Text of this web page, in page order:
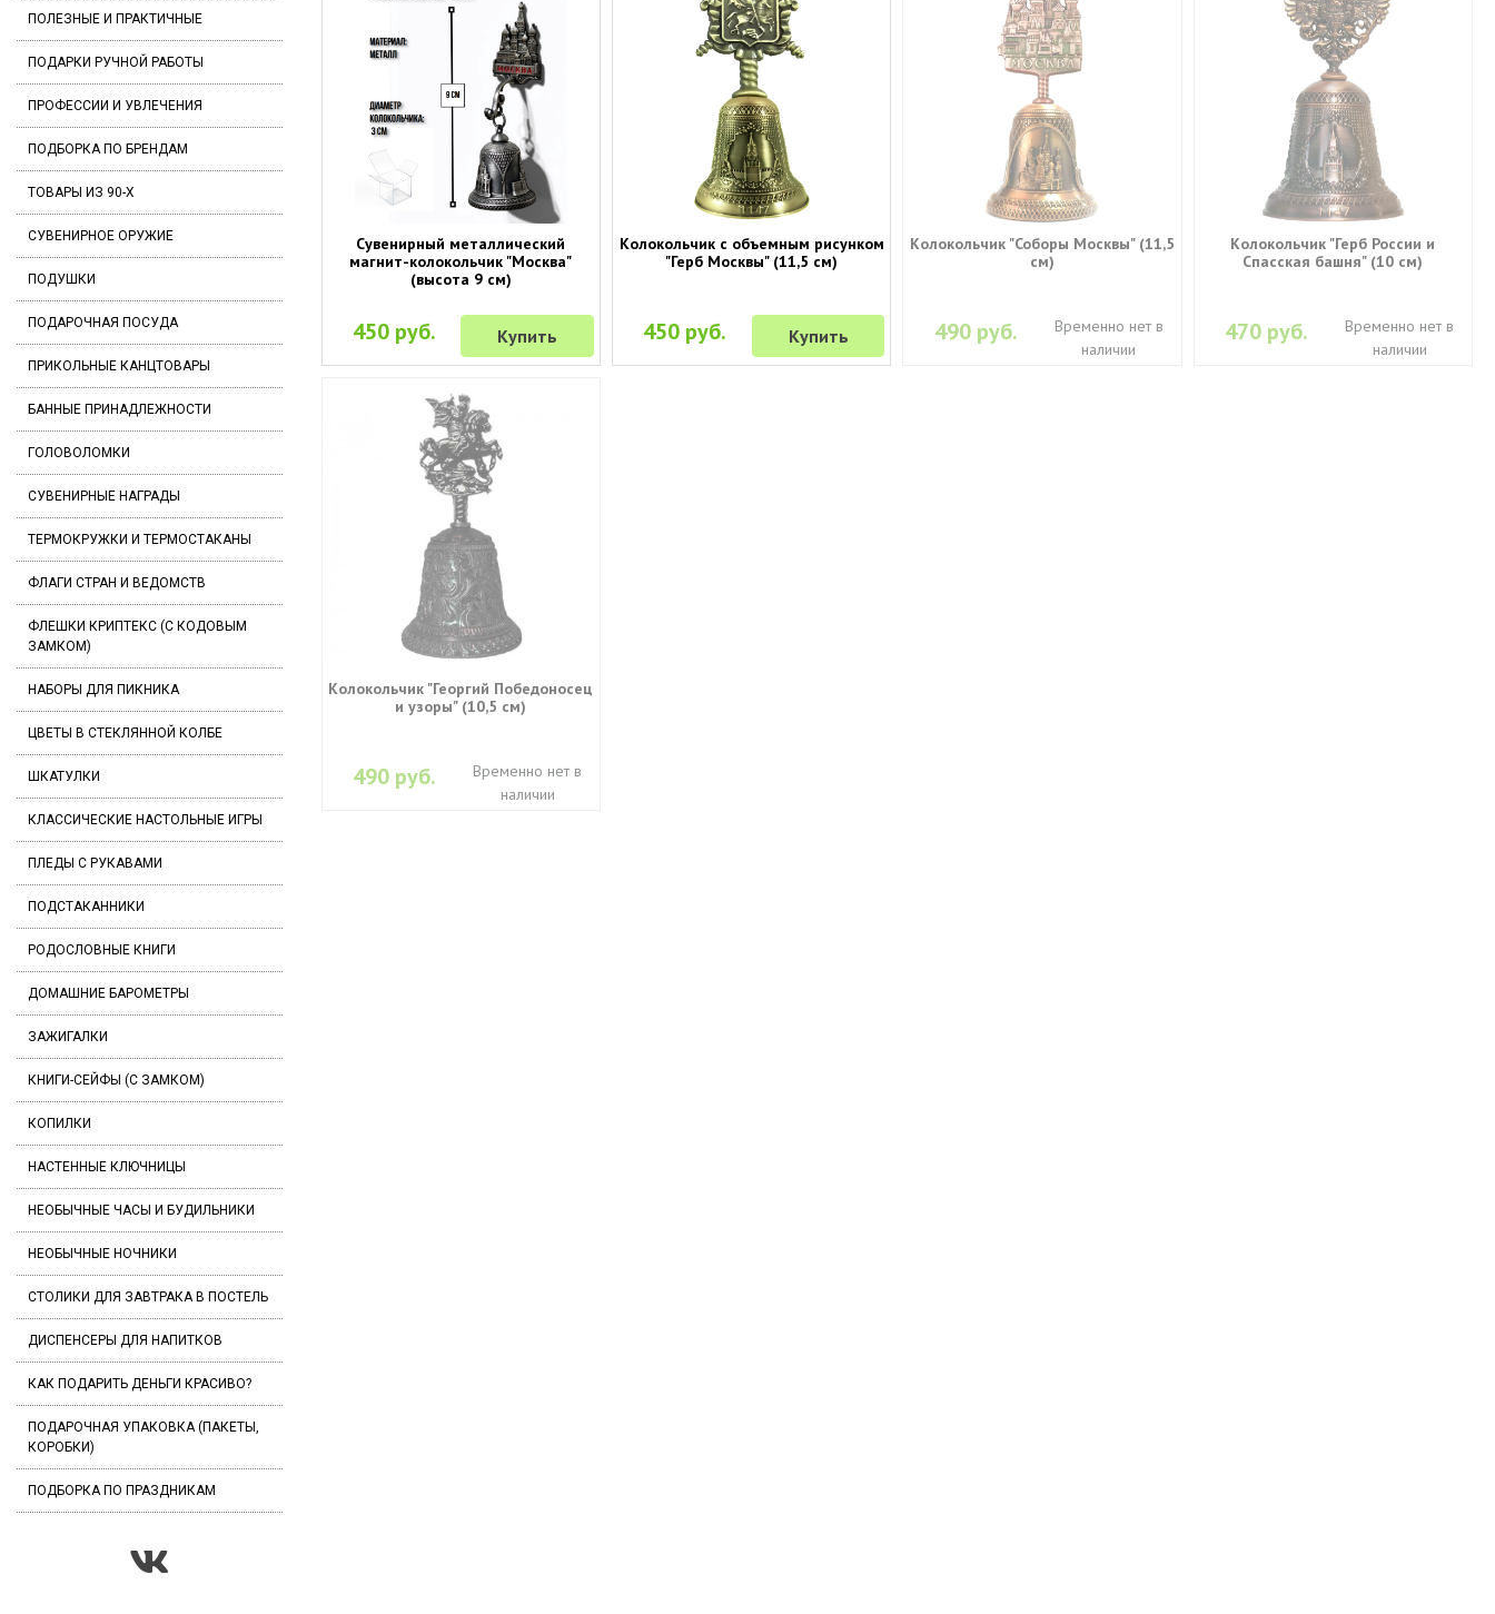
ПОЛЕЗНЫЕ И ПРАКТИЧНЫЕ
ПОДАРКИ РУЧНОЙ РАБОТЫ
ПРОФЕССИИ И УВЛЕЧЕНИЯ
ПОДБОРКА ПО БРЕНДАМ
ТОВАРЫ ИЗ 90-Х
СУВЕНИРНОЕ ОРУЖИЕ
ПОДУШКИ
ПОДАРОЧНАЯ ПОСУДА
ПРИКОЛЬНЫЕ КАНЦТОВАРЫ
БАННЫЕ ПРИНАДЛЕЖНОСТИ
ГОЛОВОЛОМКИ
СУВЕНИРНЫЕ НАГРАДЫ
ТЕРМОКРУЖКИ И ТЕРМОСТАКАНЫ
ФЛАГИ СТРАН И ВЕДОМСТВ
ФЛЕШКИ КРИПТЕКС (С КОДОВЫМ
ЗАМКОМ)
НАБОРЫ ДЛЯ ПИКНИКА
ЦВЕТЫ В СТЕКЛЯННОЙ КОЛБЕ
ШКАТУЛКИ
КЛАССИЧЕСКИЕ НАСТОЛЬНЫЕ ИГРЫ
ПЛЕДЫ С РУКАВАМИ
ПОДСТАКАННИКИ
РОДОСЛОВНЫЕ КНИГИ
ДОМАШНИЕ БАРОМЕТРЫ
ЗАЖИГАЛКИ
КНИГИ-СЕЙФЫ (С ЗАМКОМ)
КОПИЛКИ
НАСТЕННЫЕ КЛЮЧНИЦЫ
НЕОБЫЧНЫЕ ЧАСЫ И БУДИЛЬНИКИ
НЕОБЫЧНЫЕ НОЧНИКИ
СТОЛИКИ ДЛЯ ЗАВТРАКА В ПОСТЕЛЬ
ДИСПЕНСЕРЫ ДЛЯ НАПИТКОВ
КАК ПОДАРИТЬ ДЕНЬГИ КРАСИВО?
ПОДАРОЧНАЯ УПАКОВКА (ПАКЕТЫ,
КОРОБКИ)
ПОДБОРКА ПО ПРАЗДНИКАМ
Сувенирный металлический
магнит-колокольчик "Москва"
(высота 9 см)
450 руб. Купить
Колокольчик с объемным рисунком
"Герб Москвы" (11,5 см)
450 руб. Купить
Колокольчик "Соборы Москвы" (11,5
см)
490 руб.
Временно нет в
наличии
Колокольчик "Герб России и
Спасская башня" (10 см)
470 руб.
Временно нет в
наличии
Колокольчик "Георгий Победоносец
и узоры" (10,5 см)
490 руб.
Временно нет в
наличии